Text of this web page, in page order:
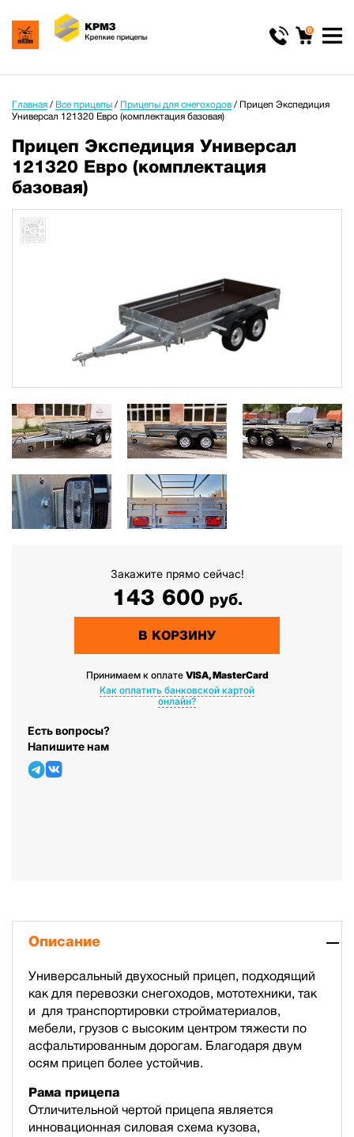
0
Главная / Все прицепы / Прицепы для снегоходов / Прицеп Экспедиция
Универсал 121320 Евро (комплектация базовая)
Прицеп Экспедиция Универсал
121320 Евро (комплектация
базовая)
Закажите прямо сейчас!
143 600 руб.
В КОРЗИНУ
Принимаем к оплате VISA, MasterCard
Как оплатить банковской картой
онлайн?
Есть вопросы?
Напишите нам
Описание
Универсальный двухосный прицеп, подходящий
как для перевозки снегоходов, мототехники, так
и для транспортировки стройматериалов,
мебели, грузов с высоким центром тяжести по
асфальтированным дорогам. Благодаря двум
осям прицеп более устойчив.
Рама прицепа
Отличительной чертой прицепа является
инновационная силовая схема кузова,